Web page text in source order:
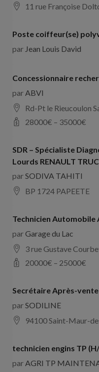
11 rue Françoise
Poste coiffeur(se)
par Jean Louis David
Concessionnaire
parABVI
Rd-Pt le Rieucoulon
28000€ – 35000€
SDR – Spécialiste
Lourds RENAULT
parSODIVA TAHITI
BP 1724 PAPEETE
Technicien Automobile
parGarage du Lac
3 rue Gustave
20000€ – 25000€
Secrétaire Après-vente
parSODILINE
94100 Saint-Maur-
technicien engins TP
parAGRI TP